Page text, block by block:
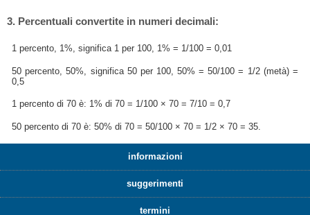
3. Percentuali convertite in numeri decimali:
1 percento, 1%, significa 1 per 100, 1% = 1/100 = 0,01
50 percento, 50%, significa 50 per 100, 50% = 50/100 = 1/2 (metà) =
0,5
1 percento di 70 è: 1% di 70 = 1/100 × 70 = 7/10 = 0,7
50 percento di 70 è: 50% di 70 = 50/100 × 70 = 1/2 × 70 = 35.
informazioni
suggerimenti
termini